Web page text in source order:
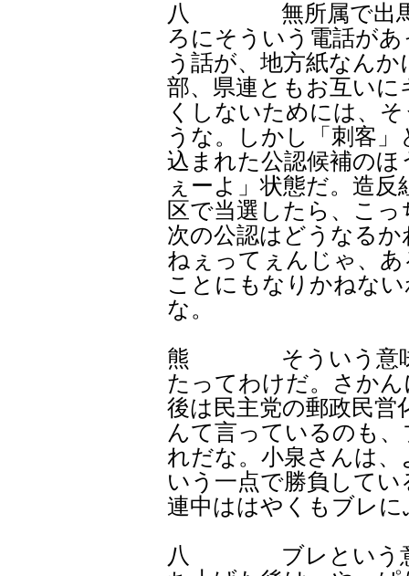
八 無所属で出馬す
ろにそういう電話が
う話が、地方紙なん
部、県連ともお互いに
くしないためには、
うな。しかし「刺客」
込まれた公認候補の
ぇーよ」状態だ。造反
区で当選したら、こ
次の公認はどうなるか
ねぇってぇんじゃ、
ことにもなりかねな
な。
熊 そういう意味じ
たってわけだ。さかん
後は民主党の郵政民営
んて言っているのも
れだな。小泉さんは
いう一点で勝負してい
連中ははやくもブレ
八 ブレという意味